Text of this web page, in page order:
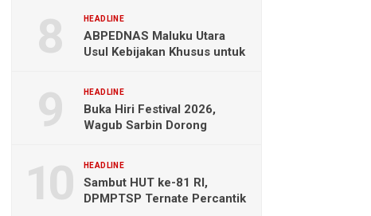
HEADLINE
ABPEDNAS Maluku Utara
Usul Kebijakan Khusus untuk
HEADLINE
Buka Hiri Festival 2026,
Wagub Sarbin Dorong
HEADLINE
Sambut HUT ke-81 RI,
DPMPTSP Ternate Percantik